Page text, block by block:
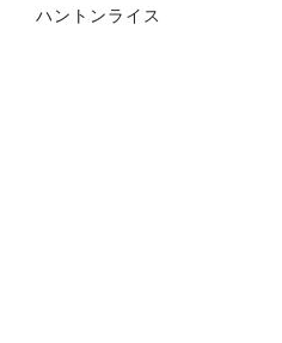
ハントンライス